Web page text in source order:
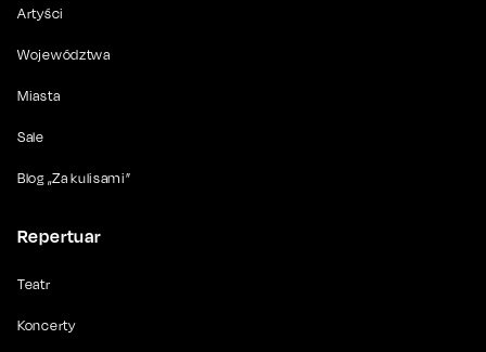
Artyści
Województwa
Miasta
Sale
Blog „Za kulisami”
Repertuar
Teatr
Koncerty